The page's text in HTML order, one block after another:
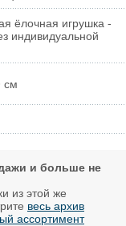
ёлочная игрушка -
индивидуальной
см
и больше не
из этой же
весь архив
ассортимент